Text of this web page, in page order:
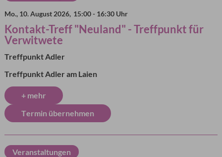
Mo., 10. August 2026, 15:00 - 16:30 Uhr
Kontakt-Treff "Neuland" - Treffpunkt für
Verwitwete
Treffpunkt Adler
Treffpunkt Adler am Laien
+ mehr
Termin übernehmen
Veranstaltungen